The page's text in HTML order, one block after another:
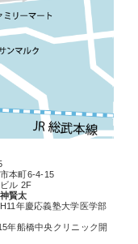
本町6-4-15
ル 2F
賢太
年慶応義塾大学医学部
年船橋中央クリニック開